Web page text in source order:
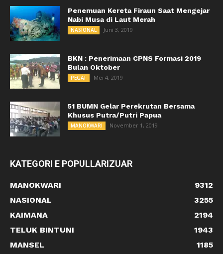
Penemuan Kereta Firaun Saat Mengejar
Nabi Musa di Laut Merah
NASIONAL Juni 3, 2019
BKN : Penerimaan CPNS Formasi 2019
Bulan Oktober
PEGAF Mei 4, 2019
51 BUMN Gelar Perekrutan Bersama
Khusus Putra/Putri Papua
MANOKWARI November 1, 2019
KATEGORI E POPULLARIZUAR
MANOKWARI
9312
NASIONAL
3255
KAIMANA
2194
TELUK BINTUNI
1943
MANSEL
1185